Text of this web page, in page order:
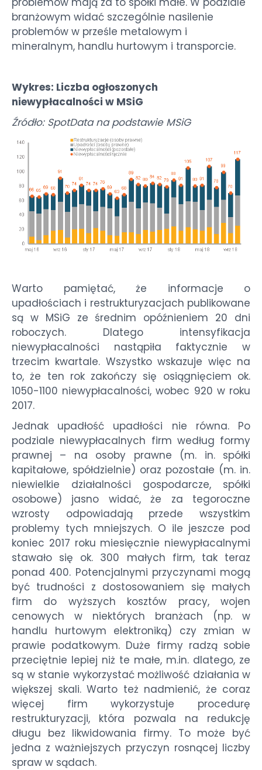
branżowym widać szczególnie nasilenie
problemów w prześle metalowym i
mineralnym, handlu hurtowym i transporcie.
Wykres: Liczba ogłoszonych
niewypłacalności w MSiG
Źródło: SpotData na podstawie MSiG
Warto pamiętać, że informacje o
upadłościach i restrukturyzacjach publikowane
są w MSiG ze średnim opóźnieniem 20 dni
roboczych. Dlatego intensyfikacja
niewypłacalności nastąpiła faktycznie w
trzecim kwartale. Wszystko wskazuje więc na
to, że ten rok zakończy się osiągnięciem ok.
1050-1100 niewypłacalności, wobec 920 w roku
2017.
Jednak upadłość upadłości nie równa. Po
podziale niewypłacalnych firm według formy
prawnej – na osoby prawne (m. in. spółki
kapitałowe, spółdzielnie) oraz pozostałe (m. in.
niewielkie działalności gospodarcze, spółki
osobowe) jasno widać, że za tegoroczne
wzrosty odpowiadają przede wszystkim
problemy tych mniejszych. O ile jeszcze pod
koniec 2017 roku miesięcznie niewypłacalnymi
stawało się ok. 300 małych firm, tak teraz
ponad 400. Potencjalnymi przyczynami mogą
być trudności z dostosowaniem się małych
firm do wyższych kosztów pracy, wojen
cenowych w niektórych branżach (np. w
handlu hurtowym elektroniką) czy zmian w
prawie podatkowym. Duże firmy radzą sobie
przeciętnie lepiej niż te małe, m.in. dlatego, ze
są w stanie wykorzystać możliwość działania w
większej skali. Warto też nadmienić, że coraz
więcej firm wykorzystuje procedurę
restrukturyzacji, która pozwala na redukcję
długu bez likwidowania firmy. To może być
jedna z ważniejszych przyczyn rosnącej liczby
spraw w sądach.